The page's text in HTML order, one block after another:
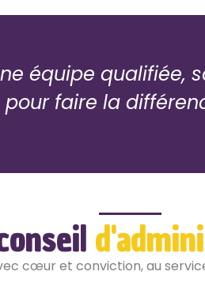
équipe qualifiée,
faire la
cœur et conviction, au